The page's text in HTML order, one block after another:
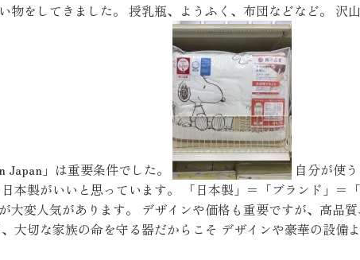
無結露50年保証
モデルハウス
お客様の声
お知らせ
近代ホームの家づ
物をしてきました。 授乳瓶、ようふく、布団などなど。 沢
」は重要条件でした。
自分が使
本製がいいと思っています。 「日本製」＝「ブランド」＝
大変人気があります。 デザインや価格も重要ですが、高品
大切な家族の命を守る器だからこそ デザインや豪華の設備